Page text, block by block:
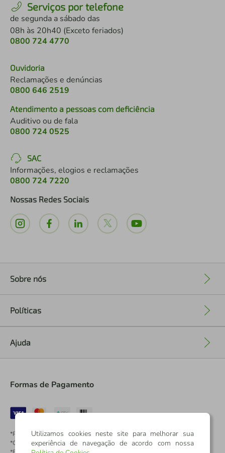
Serviços por telefone
de segunda a sábado das
08h às 20h40 (Exceto feriados)
0800 724 4770
Ouvidoria
Reclamações e denúncias
0800 646 2519
Atendimento a pessoas com deficiência
Auditivo ou de fala
0800 724 0525
SAC
Informações, elogios e reclamações
0800 724 7220
Nossas Redes Sociais
Sobre nós
Políticas
Ajuda
Formas de Pagamento
*Pontos dos Cartões Sicredi
*Cartões Sicredi
Utilizamos cookies neste site para melhorar sua
experiência de navegação de acordo com nossa